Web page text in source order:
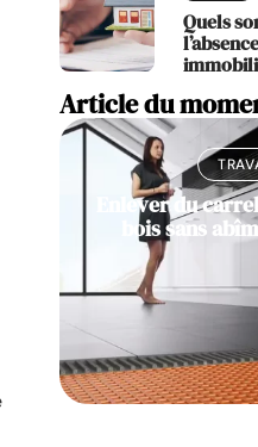
Quels
Article du
Enlever du
bois sans